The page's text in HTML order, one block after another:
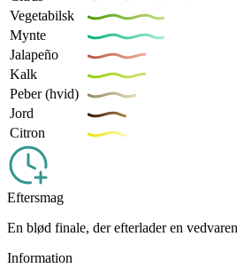
Vegetabilsk
Mynte
Jalapeño
Kalk
Peber (hvid)
Jord
Citron
Eftersmag
En blød finale, der efterlader en
Information